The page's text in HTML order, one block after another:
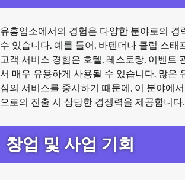
유흥업소에서의 경험은 다양한 분야로의 경
수 있습니다. 예를 들어, 바텐더나 클럽 스태
고객 서비스 경험은 호텔, 레스토랑, 이벤트
서 매우 유용하게 사용될 수 있습니다. 많은
심의 서비스를 중시하기 때문에, 이 분야에
으로의 진출 시 상당한 경쟁력을 제공합니다.
창업 및 사업 기회